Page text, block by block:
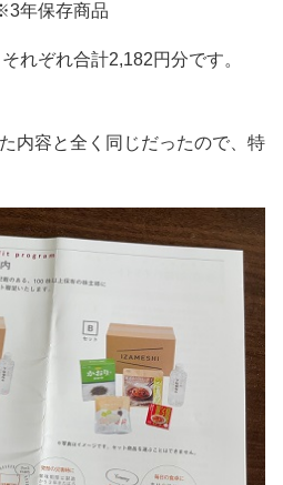
年保存商品
れぞれ合計2,182円分です。
内容と全く同じだったので、特